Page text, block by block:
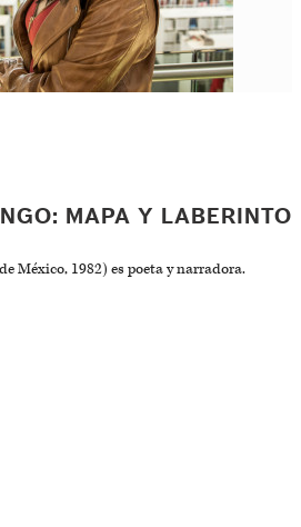
MAPA Y LABERINTO
México, 1982) es poeta y narradora.